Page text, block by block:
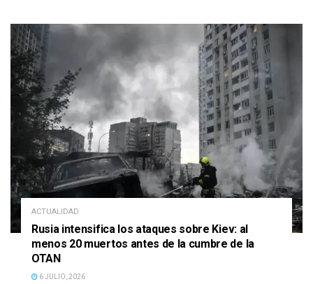
ACTUALIDAD
Rusia intensifica los ataques sobre Kiev: al
menos 20 muertos antes de la cumbre de la
OTAN
6 JULIO, 2026